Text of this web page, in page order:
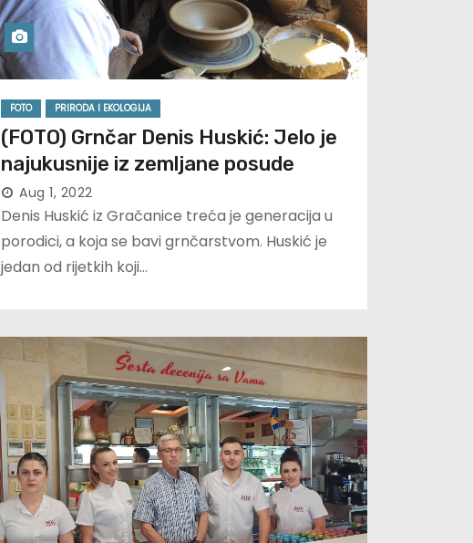
FOTO PRIRODA I EKOLOGIJA
(FOTO) Grnčar Denis Huskić: Jelo je
najukusnije iz zemljane posude
Aug 1, 2022
Denis Huskić iz Gračanice treća je generacija u
porodici, a koja se bavi grnčarstvom. Huskić je
jedan od rijetkih koji…